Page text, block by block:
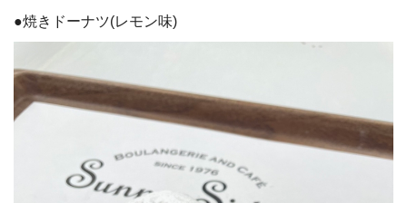
●焼きドーナツ(レモン味)